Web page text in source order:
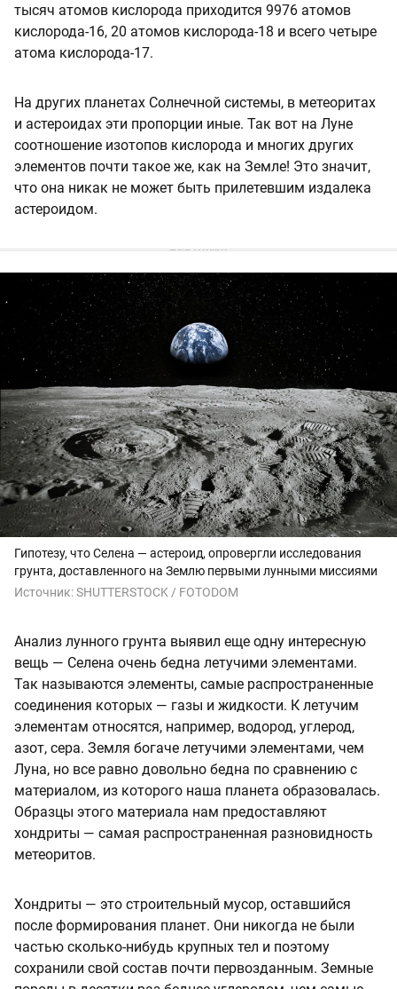
тысяч атомов кислорода приходится 9976 атомов
кислорода-16, 20 атомов кислорода-18 и всего четыре
атома кислорода-17.
На других планетах Солнечной системы, в метеоритах
и астероидах эти пропорции иные. Так вот на Луне
соотношение изотопов кислорода и многих других
элементов почти такое же, как на Земле! Это значит,
что она никак не может быть прилетевшим издалека
астероидом.
Гипотезу, что Селена — астероид, опровергли исследования
грунта, доставленного на Землю первыми лунными миссиями
Источник:SHUTTERSTOCK / FOTODOM
Анализ лунного грунта выявил еще одну интересную
вещь — Селена очень бедна летучими элементами.
Так называются элементы, самые распространенные
соединения которых — газы и жидкости. К летучим
элементам относятся, например, водород, углерод,
азот, сера. Земля богаче летучими элементами, чем
Луна, но все равно довольно бедна по сравнению с
материалом, из которого наша планета образовалась.
Образцы этого материала нам предоставляют
хондриты — самая распространенная разновидность
метеоритов.
Хондриты — это строительный мусор, оставшийся
после формирования планет. Они никогда не были
частью сколько-нибудь крупных тел и поэтому
сохранили свой состав почти первозданным. Земные